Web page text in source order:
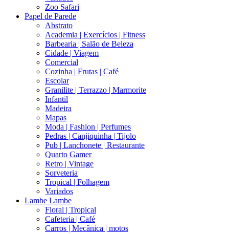
Zoo Safari
Papel de Parede
Abstrato
Academia | Exercícios | Fitness
Barbearia | Salão de Beleza
Cidade | Viagem
Comercial
Cozinha | Frutas | Café
Escolar
Granilite | Terrazzo | Marmorite
Infantil
Madeira
Mapas
Moda | Fashion | Perfumes
Pedras | Canjiquinha | Tijolo
Pub | Lanchonete | Restaurante
Quarto Gamer
Retro | Vintage
Sorveteria
Tropical | Folhagem
Variados
Lambe Lambe
Floral | Tropical
Cafeteria | Café
Carros | Mecânica | motos